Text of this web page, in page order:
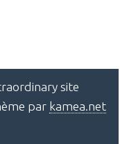
site
par kamea.net